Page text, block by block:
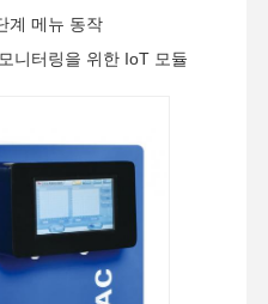
비디오
우리 에 관한
계 메뉴 동작
니터링을 위한 IoT 모듈